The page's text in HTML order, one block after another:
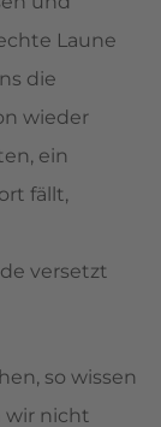
Laune
die
wieder
ein
fällt,
versetzt
so wissen
wir nicht